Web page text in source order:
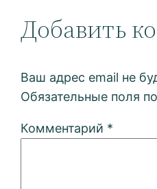
Добавить
Ваш адрес email не
Обязательные поля
Комментарий *